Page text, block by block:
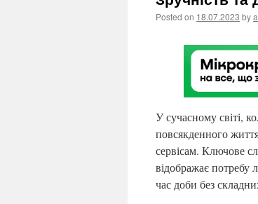
Posted on 18.07.2023 by
У сучасному світі,
повсякденного
сервісам. Ключове
відображає потребу
час доби без